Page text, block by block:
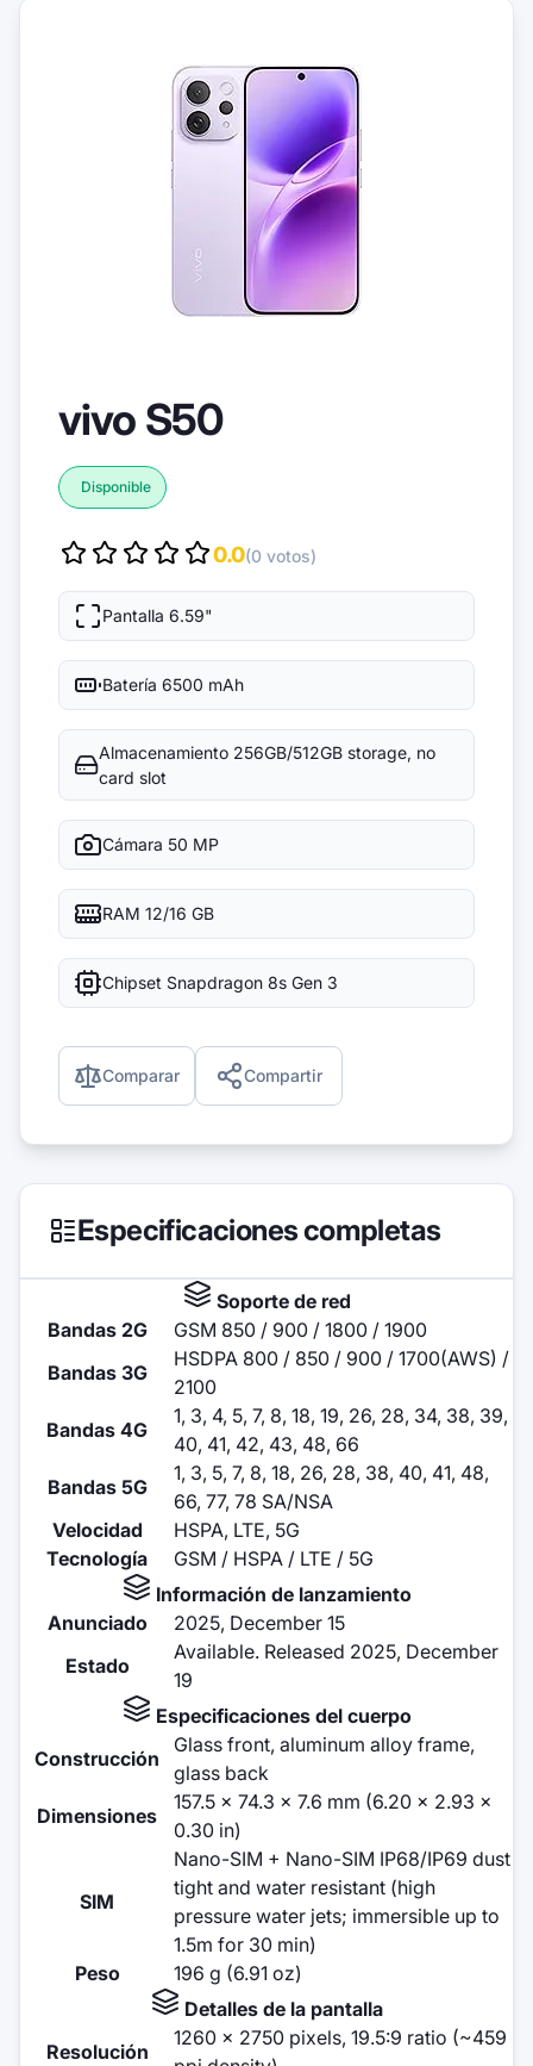
vivo S50
Disponible
0.0(0 votos)
Pantalla 6.59"
Batería 6500 mAh
Almacenamiento 256GB/512GB storage, no
card slot
Cámara 50 MP
RAM 12/16 GB
Chipset Snapdragon 8s Gen 3
Comparar Compartir
Especificaciones completas
Soporte de red
Bandas 2G
GSM 850 / 900 / 1800 / 1900
Bandas 3G
HSDPA 800 / 850 / 900 / 1700(AWS) /
2100
Bandas 4G
1, 3, 4, 5, 7, 8, 18, 19, 26, 28, 34, 38, 39,
40, 41, 42, 43, 48, 66
Bandas 5G
1, 3, 5, 7, 8, 18, 26, 28, 38, 40, 41, 48,
66, 77, 78 SA/NSA
Velocidad
HSPA, LTE, 5G
Tecnología
GSM / HSPA / LTE / 5G
Información de lanzamiento
Anunciado
2025, December 15
Estado
Available. Released 2025, December
19
Especificaciones del cuerpo
Construcción
Glass front, aluminum alloy frame,
glass back
Dimensiones
157.5 x 74.3 x 7.6 mm (6.20 x 2.93 x
0.30 in)
SIM
Nano-SIM + Nano-SIM IP68/IP69 dust
tight and water resistant (high
pressure water jets; immersible up to
1.5m for 30 min)
Peso
196 g (6.91 oz)
Detalles de la pantalla
Resolución
1260 x 2750 pixels, 19.5:9 ratio (~459